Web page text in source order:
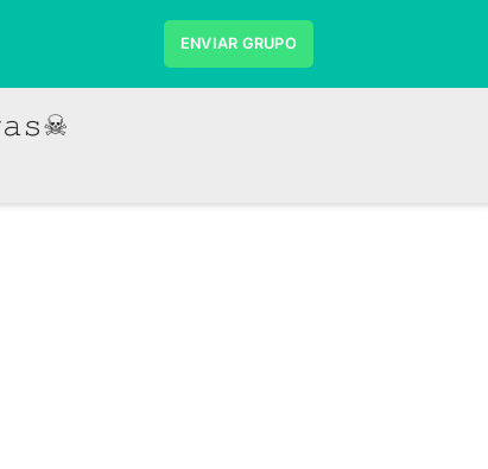
ENVIAR GRUPO